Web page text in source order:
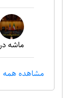
ماشه
مشاهده همه